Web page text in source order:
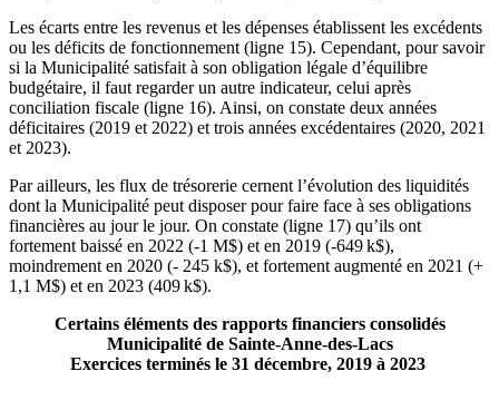
Les écarts entre les revenus et les dépenses établissent les excédents
ou les déficits de fonctionnement (ligne 15). Cependant, pour savoir
si la Municipalité satisfait à son obligation légale d’équilibre
budgétaire, il faut regarder un autre indicateur, celui après
conciliation fiscale (ligne 16). Ainsi, on constate deux années
déficitaires (2019 et 2022) et trois années excédentaires (2020, 2021
et 2023).
Par ailleurs, les flux de trésorerie cernent l’évolution des liquidités
dont la Municipalité peut disposer pour faire face à ses obligations
financières au jour le jour. On constate (ligne 17) qu’ils ont
fortement baissé en 2022 (-1 M$) et en 2019 (-649 k$),
moindrement en 2020 (- 245 k$), et fortement augmenté en 2021 (+
1,1 M$) et en 2023 (409 k$).
Certains éléments des rapports financiers consolidés
Municipalité de Sainte-Anne-des-Lacs
Exercices terminés le 31 décembre, 2019 à 2023